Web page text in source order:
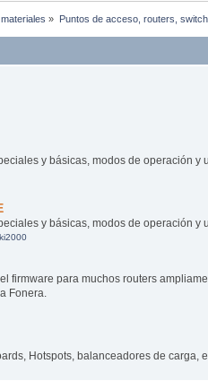
» Puntos de acceso, routers,
y básicas, modos de operación y
y básicas, modos de operación y
firmware para muchos routers
Fonera.
Hotspots, balanceadores de carga,